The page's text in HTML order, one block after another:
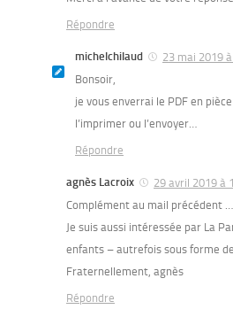
Répondre
michelchilaud
23 mai 2019
Bonsoir,
je vous enverrai le PDF en
l’imprimer ou l’envoyer…
Répondre
agnès Lacroix
29 avril 2019 à
Complément au mail précédent …
Je suis aussi intéressée par La
enfants – autrefois sous forme de
Fraternellement, agnès
Répondre